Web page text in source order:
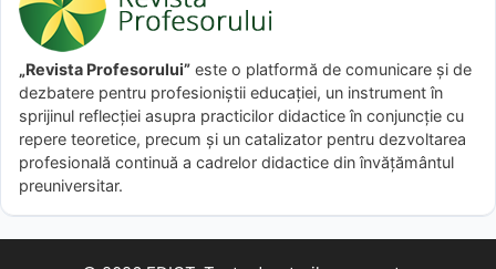
„Revista Profesorului” este o platformă de comunicare și de
dezbatere pentru profesioniștii educației, un instrument în
sprijinul reflecției asupra practicilor didactice în conjuncție cu
repere teoretice, precum și un catalizator pentru dezvoltarea
profesională continuă a cadrelor didactice din învățământul
preuniversitar.